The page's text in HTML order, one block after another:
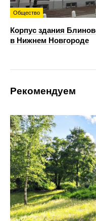
Общество
Корпус здания
в Нижнем Новгороде
Рекомендуем